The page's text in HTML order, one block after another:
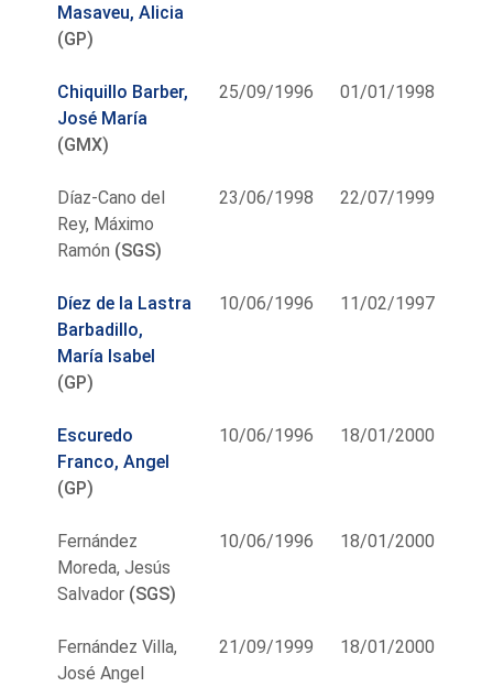
Masaveu, Alicia
(GP)
Chiquillo Barber,
José María
(GMX)
25/09/1996 01/01/1998
Díaz-Cano del
Rey, Máximo
Ramón (SGS)
23/06/1998 22/07/1999
Díez de la Lastra
Barbadillo,
María Isabel
(GP)
10/06/1996 11/02/1997
Escuredo
Franco, Angel
(GP)
10/06/1996 18/01/2000
Fernández
Moreda, Jesús
Salvador (SGS)
10/06/1996 18/01/2000
Fernández Villa,
José Angel
21/09/1999 18/01/2000